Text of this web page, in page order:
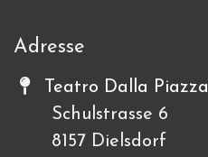
Adresse
Teatro Dalla Piazza
Schulstrasse 6
8157 Dielsdorf